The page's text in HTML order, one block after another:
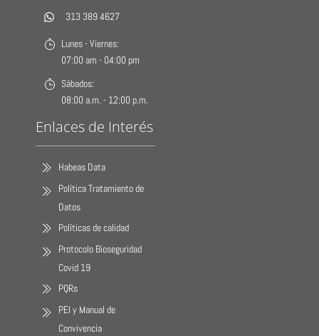
313 389 4627
Lunes - Viernes:
07:00 am - 04:00 pm
Sábados:
08:00 a.m. - 12:00 p.m.
Enlaces de Interés
Habeas Data
Política Tratamiento de
Datos
Políticas de calidad
Protocolo Bioseguridad
Covid 19
PQRs
PEI y Manual de
Convivencia